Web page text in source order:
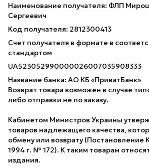
Наименование получателя: ФЛП
Сергеевич
Код получателя: 2812300413
Счет получателя в формате в
стандартом
UA523052990000026007035908333
Название банка: АО КБ «ПриватБанк»
Возврат товара возможен в случае
либо отправки не по заказу.
Кабинетом Министров Украины
товаров надлежащего качества,
обмену или возврату (Постановление
1994 г. № 172). К таким товарам
издания.